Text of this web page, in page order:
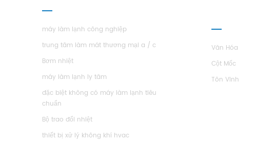
máy làm lạnh công nghiệp
trung tâm làm mát thương mại a / c
Bơm nhiệt
máy làm lạnh ly tâm
đặc biệt không có máy làm lạnh tiêu
chuẩn
Bộ trao đổi nhiệt
thiết bị xử lý không khí hvac
Văn Hóa
Cột Mốc
Tôn Vinh